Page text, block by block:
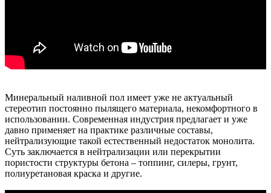
Минеральный наливной пол имеет уже не актуальный
стереотип постоянно пылящего материала, некомфортного в
использовании. Современная индустрия предлагает и уже
давно применяет на практике различные составы,
нейтрализующие такой естественный недостаток монолита.
Суть заключается в нейтрализации или перекрытии
пористости структуры бетона – топпинг, силеры, грунт,
полиуретановая краска и другие.